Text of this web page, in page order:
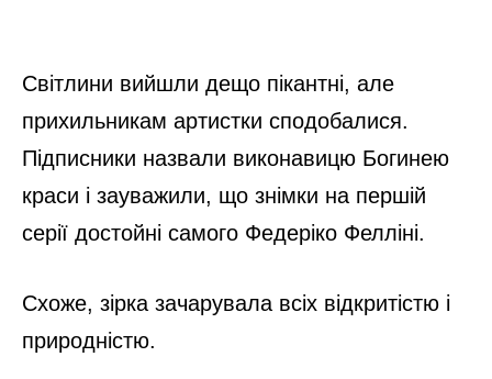
Світлини вийшли дещо пікантні, але
прихильникам артистки сподобалися.
Підписники назвали виконавицю Богинею
краси і зауважили, що знімки на першій
серії достойні самого Федеріко Фелліні.
Схоже, зірка зачарувала всіх відкритістю і
природністю.